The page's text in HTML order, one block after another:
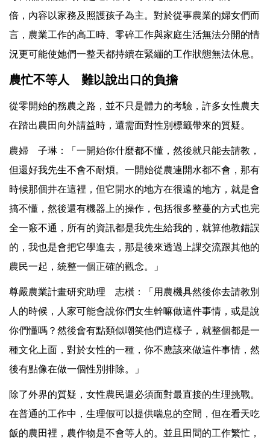
倍，內容以家務及照護孩子為主。對於從事農業的婦女們而
言，農業工作的高工時、零碎工作與家庭生活無法分開的情
況更可能使她們一整天都持續在緊繃的工作狀態無法休息。
農忙不等人 難以說出口的負擔
從零開始的務農之路，並不只是體力的考驗，許多女性農夫
在踏出農田向外請益時，還需面對性別標籤帶來的質疑。
農婦 子琳：「一開始你什麼都不懂，然後就只能去請教，
但還好我先生不會不耐煩。一開始從農連開水都不會，那有
時候那個井在這裡，但它開水的地方在很遠的地方，就是會
搞不懂，然後還有機器上的操作，包括很多整蔓的方式也完
全一竅不通，所有的資訊都是我先生給我的，就算他教錯誤
的，我也是會把它學進去，那是後來透過上課交流跟其他的
農民一起，統整一個正確的觀念。」
尊嚴農業計畫研究助理 志橫：「用農機具然後你去請教別
人的時候，人家可能會說你們女生幹嘛做這件事情，或是說
你們懂嗎？然後會有點類似嘲笑他們這樣子，就整個都是一
種文化上面，對於女性的一種，你不應該來做這件事情，然
後有點像在做一個性別排除。」
除了外界的質疑，女性農民還必須面對最直接的生理挑戰。
在普通的工作中，生理假可以提供喘息的空間，但在看天吃
飯的農田裡，農作物是不會等人的。並且田間的工作繁忙，